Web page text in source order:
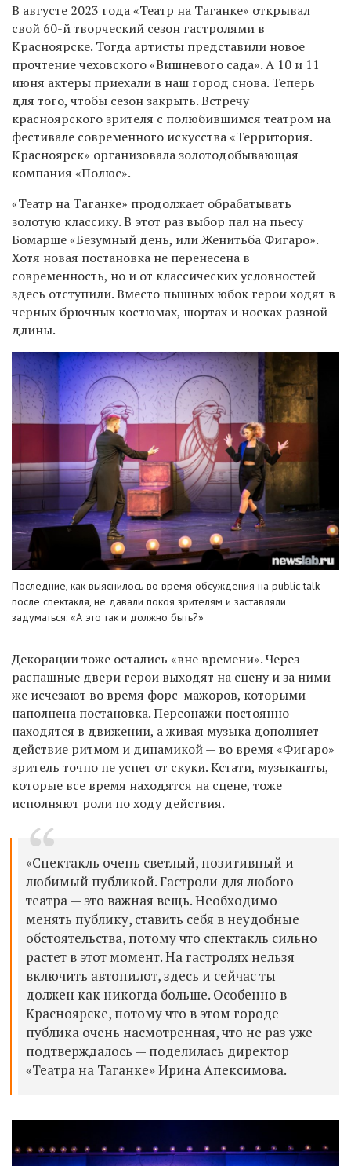
В августе 2023 года «Театр на Таганке» открывал
свой 60-й творческий сезон гастролями в
Красноярске. Тогда артисты представили новое
прочтение чеховского «Вишневого сада». А 10 и 11
июня актеры приехали в наш город снова. Теперь
для того, чтобы сезон закрыть. Встречу
красноярского зрителя с полюбившимся театром на
фестивале современного искусства «Территория.
Красноярск» организовала золотодобывающая
компания «Полюс».
«Театр на Таганке» продолжает обрабатывать
золотую классику. В этот раз выбор пал на пьесу
Бомарше «Безумный день, или Женитьба Фигаро».
Хотя новая постановка не перенесена в
современность, но и от классических условностей
здесь отступили. Вместо пышных юбок герои ходят в
черных брючных костюмах, шортах и носках разной
длины.
Последние, как выяснилось во время обсуждения на public talk
после спектакля, не давали покоя зрителям и заставляли
задуматься: «А это так и должно быть?»
Декорации тоже остались «вне времени». Через
распашные двери герои выходят на сцену и за ними
же исчезают во время форс-мажоров, которыми
наполнена постановка. Персонажи постоянно
находятся в движении, а живая музыка дополняет
действие ритмом и динамикой — во время «Фигаро»
зритель точно не уснет от скуки. Кстати, музыканты,
которые все время находятся на сцене, тоже
исполняют роли по ходу действия.
«Спектакль очень светлый, позитивный и
любимый публикой. Гастроли для любого
театра — это важная вещь. Необходимо
менять публику, ставить себя в неудобные
обстоятельства, потому что спектакль сильно
растет в этот момент. На гастролях нельзя
включить автопилот, здесь и сейчас ты
должен как никогда больше. Особенно в
Красноярске, потому что в этом городе
публика очень насмотренная, что не раз уже
подтверждалось — поделилась директор
«Театра на Таганке» Ирина Апексимова.